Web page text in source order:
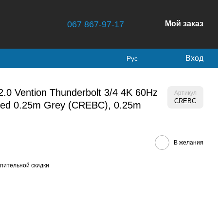
067 867-97-17 Мой заказ
Рус Вход
Vention Thunderbolt 3/4 4K 60Hz
0.25m Grey (CREBC), 0.25m
Артикул
CREBC
В желания
скидки